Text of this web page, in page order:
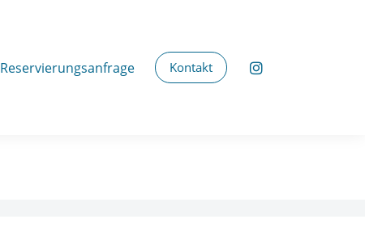
Reservierungsanfrage Kontakt